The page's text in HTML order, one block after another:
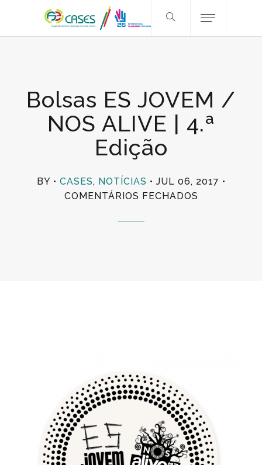
Bolsas ES JOVEM /
NOS ALIVE | 4.ª
Edição
BY CASES, NOTÍCIAS
JUL 06, 2017
COMENTÁRIOS FECHADOS